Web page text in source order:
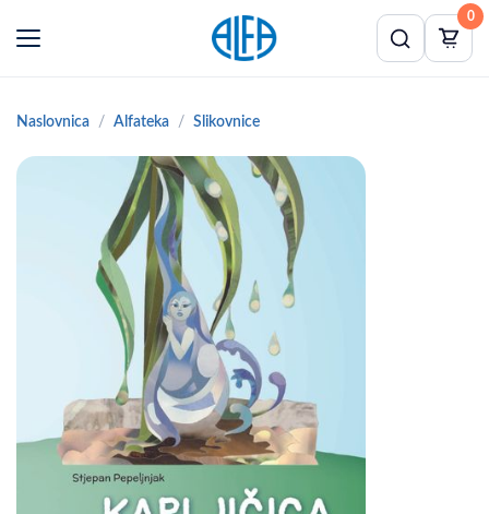
0
Naslovnica Alfateka Slikovnice